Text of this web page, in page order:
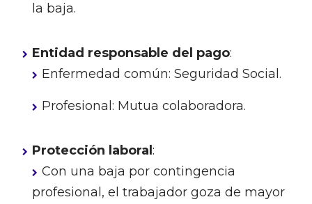
la baja.
Entidad responsable del pago:
Enfermedad común: Seguridad Social.
Profesional: Mutua colaboradora.
Protección laboral :
Con una baja por contingencia
profesional, el trabajador goza de mayor